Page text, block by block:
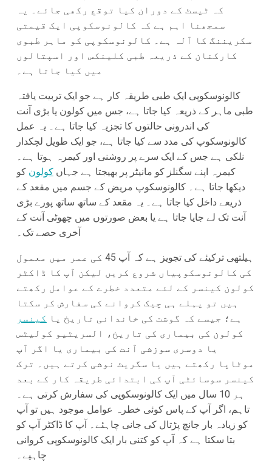
کہ ٹیسٹ کے دوران کیا توقع رکھی جائے۔ یہ
سمجھنا اہم ہے کہ کالونوسکوپی ایک قیمتی
سکریننگ کا آلہ ہے۔ کالونوسکوپی کو ماہر طبوی
کارکنان کے ذریعہ طبی کلینکس اور اسپتالوں
میں کیا جاتا ہے۔
کالونوسکوپی ایک طبی طریقہ کار ہے جو ایک تربیت یافتہ
طبی ماہر کے ذریعہ کیا جاتا ہے، جس میں کولون یا بڑی آنت
کی اندرونی حالتوں کا تجزیہ کیا جاتا ہے۔ یہ عمل
کالونوسکوپ کی مدد سے کیا جاتا ہے، جو ایک طویل لچکدار
نلکی ہے جس کے ایک سرے پر روشنی اور کیمرہ ہوتا ہے۔
کیمرہ اپنے سگنلز کو مانیٹر پر بھیجتا ہے جہاںکولون کو
دیکھا جاتا ہے۔ کالونوسکوپ مریض کے جسم میں مقعد کے
ذریعے داخل کیا جاتا ہے۔ یہ مقعد کے ساتھ ساتھ پورے بڑی
آنت تک لے جایا جاتا ہے یا بعض صورتوں میں چھوٹی آنت کے
آخری حصے تک۔
ہیلتھی ترکیئے کی تجویز ہے کہ آپ 45 کی عمر میں معمول
کی کالونوسکوپیاں شروع کریں لیکن آپ کا ڈاکٹر
کولون کینسر کے لئے متعدد خطرے کے عوامل رکھتے
ہیں تو پہلے ہی چیک کروانے کی سفارش کر سکتا
ہے؛ جیسے کہ گوشت کی خاندانی تاریخ یا کینسر
کولون کی بیماری کی تاریخ، السریٹیو کولیٹس
یا دوسری سوزشی آنت کی بیماری یا اگر آپ
موٹاپا رکھتے ہیں یا سگریٹ نوشی کرتے ہیں۔ ترک
کینسر سوسائٹی آپ کی ابتدائی طریقہ کار کے بعد
ہر 10 سال میں ایک کالونوسکوپی کی سفارش کرتی ہے۔
تاہم، اگر آپ کے پاس کوئی خطرہ عوامل موجود ہیں تو آپ
کو زیادہ بار جانچ پڑتال کی جانی چاہئے۔ آپ کا ڈاکٹر آپ کو
بتا سکتا ہے کہ آپ کو کتنی بار ایک کالونوسکوپی کروانی
چاہیے۔